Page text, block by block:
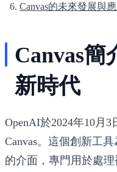
Canvas的未來發展與
Canvas簡
新時代
OpenAI於2024年10月
Canvas。這個創新工
的介面，專門用於處